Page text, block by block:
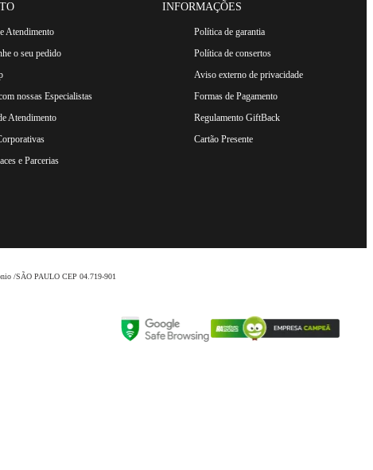
Atendimento
o seu pedido
nossas Especialistas
Atendimento
e Parcerias
INFORMAÇÕES
Política de garantia
Política de consertos
Aviso externo de privacidade
Formas de Pagamento
Regulamento GiftBack
Cartão Presente
/SÃO PAULO CEP 04.719-901